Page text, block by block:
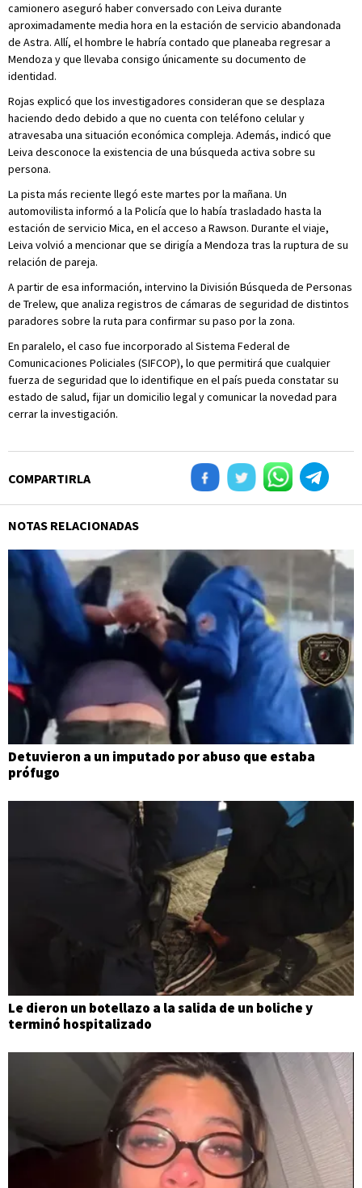
camionero aseguró haber conversado con Leiva durante
aproximadamente media hora en la estación de servicio abandonada
de Astra. Allí, el hombre le habría contado que planeaba regresar a
Mendoza y que llevaba consigo únicamente su documento de
identidad.
Rojas explicó que los investigadores consideran que se desplaza
haciendo dedo debido a que no cuenta con teléfono celular y
atravesaba una situación económica compleja. Además, indicó que
Leiva desconoce la existencia de una búsqueda activa sobre su
persona.
La pista más reciente llegó este martes por la mañana. Un
automovilista informó a la Policía que lo había trasladado hasta la
estación de servicio Mica, en el acceso a Rawson. Durante el viaje,
Leiva volvió a mencionar que se dirigía a Mendoza tras la ruptura de su
relación de pareja.
A partir de esa información, intervino la División Búsqueda de Personas
de Trelew, que analiza registros de cámaras de seguridad de distintos
paradores sobre la ruta para confirmar su paso por la zona.
En paralelo, el caso fue incorporado al Sistema Federal de
Comunicaciones Policiales (SIFCOP), lo que permitirá que cualquier
fuerza de seguridad que lo identifique en el país pueda constatar su
estado de salud, fijar un domicilio legal y comunicar la novedad para
cerrar la investigación.
COMPARTIRLA
NOTAS RELACIONADAS
Detuvieron a un imputado por abuso que estaba
prófugo
Le dieron un botellazo a la salida de un boliche y
terminó hospitalizado